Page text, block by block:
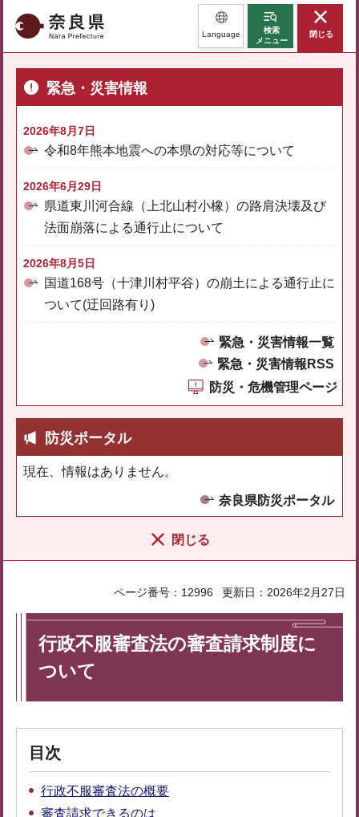
奈良県 Language
検索
メニュー
閉じる
緊急・災害情報
2026年8月7日
令和8年熊本地震への本県の対応等について
2026年6月29日
県道東川河合線（上北山村小橡）の路肩決壊及び
法面崩落による通行止について
2026年8月5日
国道168号（十津川村平谷）の崩土による通行止に
ついて(迂回路有り)
緊急・災害情報一覧
緊急・災害情報RSS
防災・危機管理ページ
防災ポータル
現在、情報はありません。
奈良県防災ポータル
閉じる
ページ番号：12996 更新日：2026年2月27日
行政不服審査法の審査請求制度に
ついて
目次
行政不服審査法の概要
審査請求できるのは